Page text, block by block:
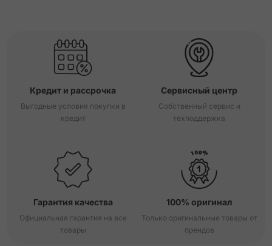
Кредит и рассрочка
Выгодные условия покупки в
кредит
Сервисный центр
Собственный сервис и
техподдержка
Гарантия качества
Официальная гарантия на все
товары
100% оригинал
Только оригинальные товары от
брендов